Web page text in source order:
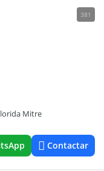
381
Mitre
Contactar